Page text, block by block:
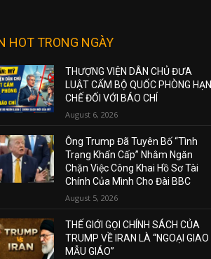
HOT TRONG NGÀY
THƯỢNG VIỆN DÂN CHỦ ĐƯA
LUẬT CẤM BỘ QUỐC PHÒNG HẠN
CHẾ ĐỐI VỚI BÁO CHÍ
August 6, 2026
Ông Trump Đã Tuyên Bố “Tình
Trạng Khẩn Cấp” Nhằm Ngăn
Chặn Việc Công Khai Hồ Sơ Tài
Chính Của Mình Cho Đài BBC
August 5, 2026
THẾ GIỚI GỌI CHÍNH SÁCH CỦA
TRUMP VỀ IRAN LÀ “NGOẠI GIAO
MẪU GIÁO”